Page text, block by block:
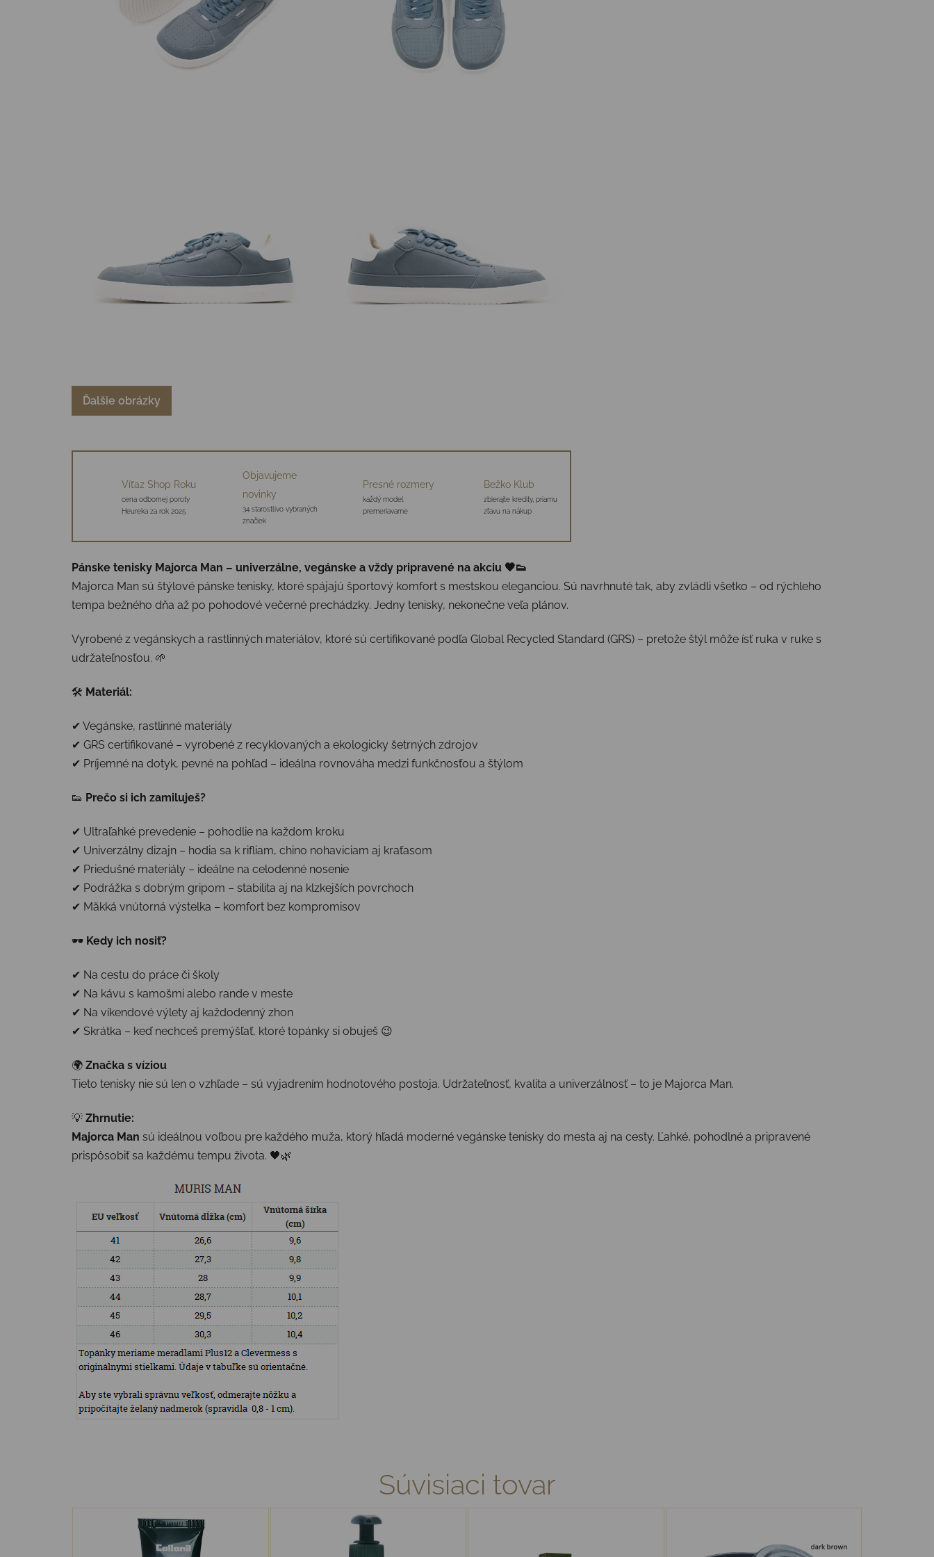
Ďalšie obrázky
Víťaz Shop Roku
cena odbornej poroty
Heureka za rok 2025
Objavujeme
novinky
34 starostlivo vybraných
značiek
Presné rozmery
každý model
premeriavame
Bežko Klub
zbierajte kredity, priamu
zľavu na nákup
Pánske tenisky Majorca Man – univerzálne, vegánske a vždy pripravené na akciu 🖤👟
Majorca Man sú štýlové pánske tenisky, ktoré spájajú športový komfort s mestskou eleganciou. Sú navrhnuté tak, aby zvládli všetko – od rýchleho
tempa bežného dňa až po pohodové večerné prechádzky. Jedny tenisky, nekonečne veľa plánov.
Vyrobené z vegánskych a rastlinných materiálov, ktoré sú certifikované podľa Global Recycled Standard (GRS) – pretože štýl môže ísť ruka v ruke s
udržateľnosťou. 🌱
🛠 Materiál:
✔ Vegánske, rastlinné materiály
✔ GRS certifikované – vyrobené z recyklovaných a ekologicky šetrných zdrojov
✔ Príjemné na dotyk, pevné na pohľad – ideálna rovnováha medzi funkčnosťou a štýlom
👟 Prečo si ich zamiluješ?
✔ Ultraľahké prevedenie – pohodlie na každom kroku
✔ Univerzálny dizajn – hodia sa k rifliam, chino nohaviciam aj kraťasom
✔ Priedušné materiály – ideálne na celodenné nosenie
✔ Podrážka s dobrým gripom – stabilita aj na klzkejších povrchoch
✔ Mäkká vnútorná výstelka – komfort bez kompromisov
🕶️ Kedy ich nosiť?
✔ Na cestu do práce či školy
✔ Na kávu s kamošmi alebo rande v meste
✔ Na víkendové výlety aj každodenný zhon
✔ Skrátka – keď nechceš premýšľať, ktoré topánky si obuješ 😉
🌍 Značka s víziou
Tieto tenisky nie sú len o vzhľade – sú vyjadrením hodnotového postoja. Udržateľnosť, kvalita a univerzálnosť – to je Majorca Man.
💡 Zhrnutie:
Majorca Man sú ideálnou voľbou pre každého muža, ktorý hľadá moderné vegánske tenisky do mesta aj na cesty. Ľahké, pohodlné a pripravené
prispôsobiť sa každému tempu života. 🖤🌿
Súvisiaci tovar